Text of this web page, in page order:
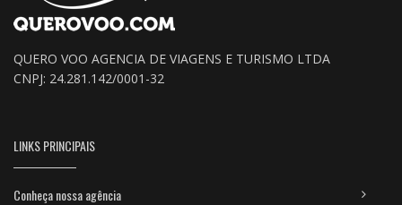
QUERO VOO AGENCIA DE VIAGENS E TURISMO LTDA
CNPJ: 24.281.142/0001-32
LINKS PRINCIPAIS
Conheça nossa agência